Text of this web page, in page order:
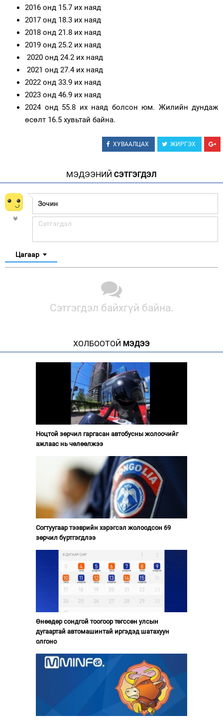
2016 онд 15.7 их наяд
2017 онд 18.3 их наяд
2018 онд 21.8 их наяд
2019 онд 25.2 их наяд
2020 онд 24.2 их наяд
2021 онд 27.4 их наяд
2022 онд 33.9 их наяд
2023 онд 46.9 их наяд
2024 онд 55.8 их наяд болсон юм. Жилийн дундаж
өсөлт 16.5 хувьтай байна.
ХУВААЛЦАХ ЖИРГЭХ
МЭДЭЭНИЙ СЭТГЭГДЭЛ
Цагаар
Сэтгэгдэл байхгүй байна.
ХОЛБООТОЙ МЭДЭЭ
Ноцтой зөрчил гаргасан автобусны жолоочийг
ажлаас нь чөлөөлжээ
Согтуугаар тээврийн хэрэгсэл жолоодсон 69
зөрчил бүртгэгдлээ
Өнөөдөр сондгой тоогоор төгссөн улсын
дугаартай автомашинтай иргэдэд шатахуун
олгоно